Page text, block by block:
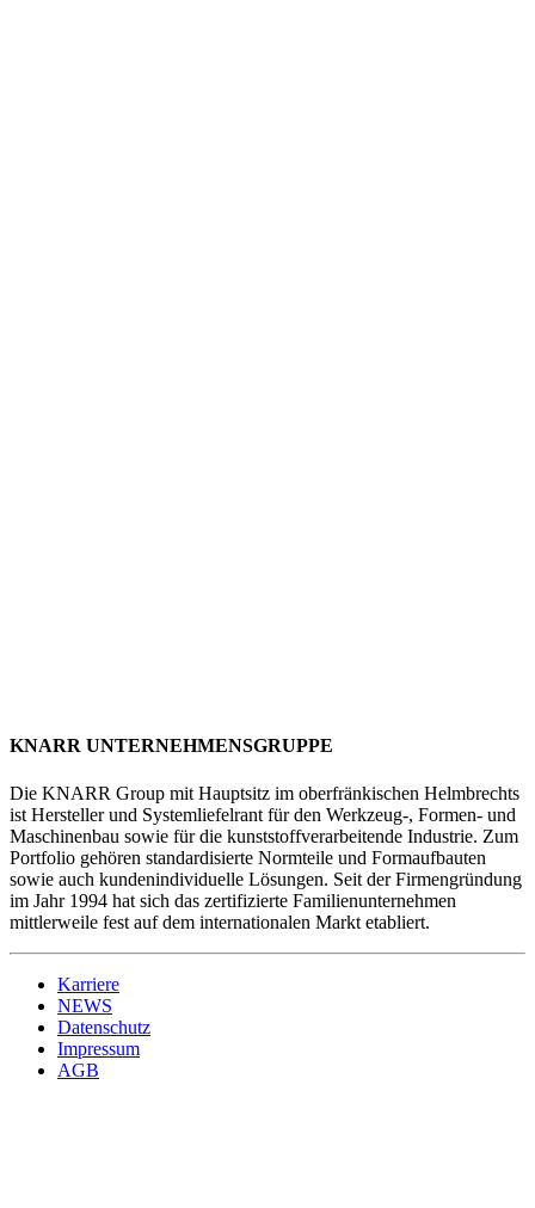
KNARR UNTERNEHMENSGRUPPE
Die KNARR Group mit Hauptsitz im oberfränkischen Helmbrechts
ist Hersteller und Systemliefelrant für den Werkzeug-, Formen- und
Maschinenbau sowie für die kunststoffverarbeitende Industrie. Zum
Portfolio gehören standardisierte Normteile und Formaufbauten
sowie auch kundenindividuelle Lösungen. Seit der Firmengründung
im Jahr 1994 hat sich das zertifizierte Familienunternehmen
mittlerweile fest auf dem internationalen Markt etabliert.
Karriere
NEWS
Datenschutz
Impressum
AGB